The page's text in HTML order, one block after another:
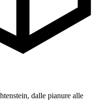
dalle pianure alle